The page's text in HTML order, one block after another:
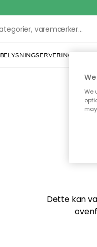
BELYSNINGSERVERING
Dette kan
We